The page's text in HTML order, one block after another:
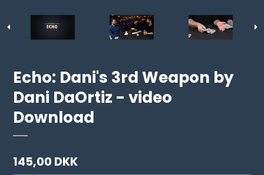
Echo: Dani's 3rd Weapon by
Dani DaOrtiz - video
Download
145,00 DKK